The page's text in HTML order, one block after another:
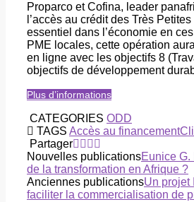
Proparco et Cofina, leader
l’accès au crédit des Très
essentiel dans l’économie en
PME locales, cette opération
en ligne avec les objectifs 8
objectifs de développement
Plus d’informations
CATEGORIES ODD
TAGS Accès au financement
Partager
Nouvelles publicationsEunice
de la transformation en Afrique ?
Anciennes publicationsUn projet
faciliter la commercialisation de